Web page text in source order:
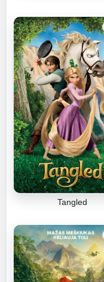
Tangled